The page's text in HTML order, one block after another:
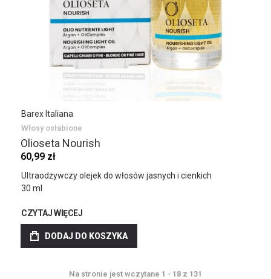
Barex Italiana
Włosy osłabione
Olioseta Nourish
60,99 zł
Ultraodżywczy olejek do włosów jasnych i cienkich
30 ml
CZYTAJ WIĘCEJ
DODAJ DO KOSZYKA
Na stronie jest wczytane 1 - 18 z 131